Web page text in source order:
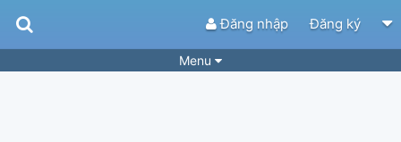
Đăng nhập Đăng ký
Menu